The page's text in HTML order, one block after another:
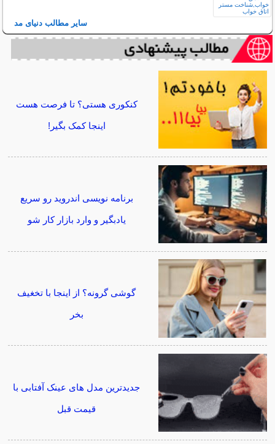
سایر مطالب دنیای مد
کنکوری هستی؟ تا فرصت هست
اینجا کمک بگیر!
برنامه نویسی اندروید رو سریع
یادبگیر و وارد بازار کار شو
گوشی گرونه؟ از اینجا با تخغیف
بخر
جدیدترین مدل های عینک آفتابی با
قیمت قبل